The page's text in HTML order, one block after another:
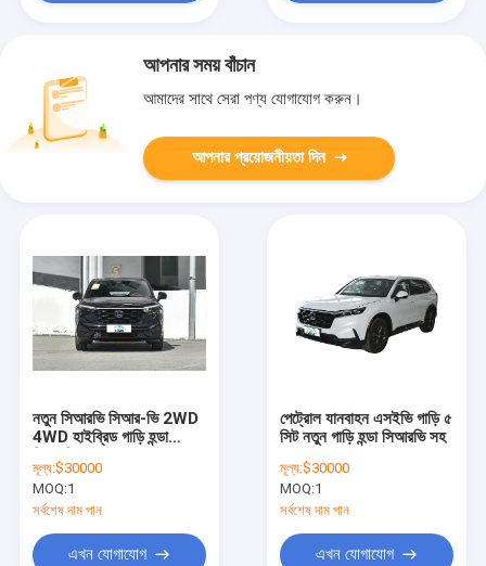
আপনার সময় বাঁচান
আমাদের সাথে সেরা পণ্য যোগাযোগ করুন।
আপনার প্রয়োজনীয়তা দিন
নতুন সিআরভি সিআর-ভি 2WD
4WD হাইব্রিড গাড়ি হন্ডা
মূল্য:$30000
MOQ:1
সর্বশেষ দাম পান
এখন যোগাযোগ
পেট্রোল যানবাহন এসইভি গাড়ি ৫
সিট নতুন গাড়ি হন্ডা সিআরভি সহ
মূল্য:$30000
MOQ:1
সর্বশেষ দাম পান
এখন যোগাযোগ